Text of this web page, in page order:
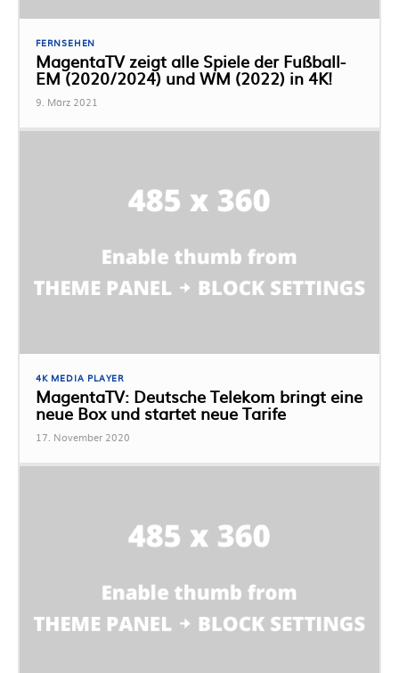
FERNSEHEN
MagentaTV zeigt alle Spiele der Fußball-
EM (2020/2024) und WM (2022) in 4K!
9. März 2021
4K MEDIA PLAYER
MagentaTV: Deutsche Telekom bringt eine
neue Box und startet neue Tarife
17. November 2020